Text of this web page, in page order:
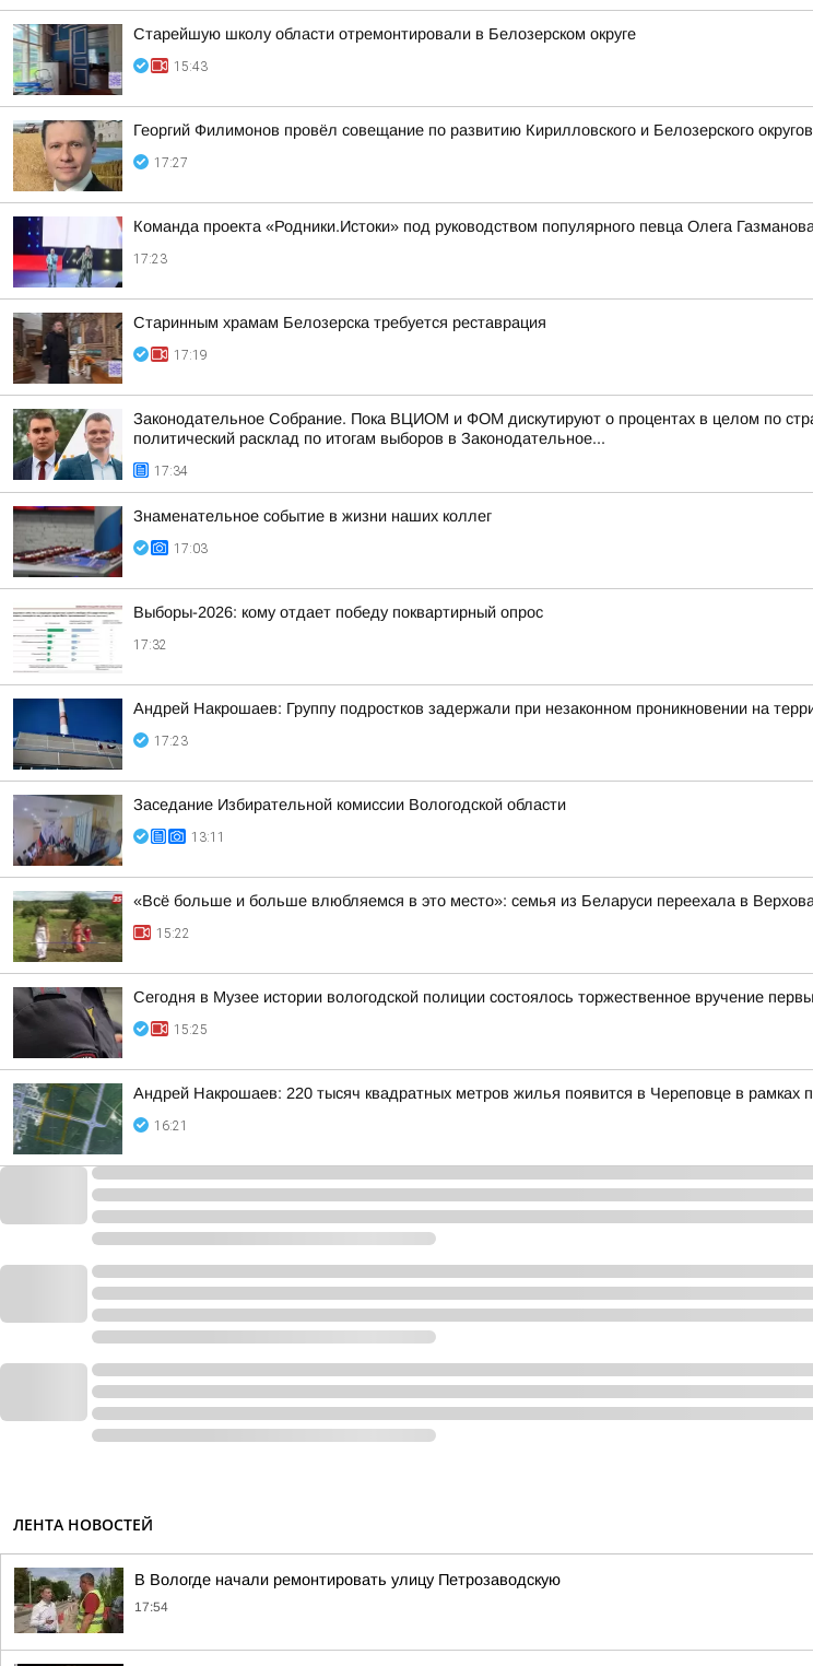
Старейшую школу области отремонтировали в Белозерском округе
15:43
Георгий Филимонов провёл совещание по развитию Кирилловского и Белозерского округов
17:27
Команда проекта «Родники.Истоки» под руководством популярного певца Олега
17:23
Старинным храмам Белозерска требуется реставрация
17:19
Законодательное Собрание. Пока ВЦИОМ и ФОМ дискутируют о процентах в целом по
политический расклад по итогам выборов в Законодательное...
17:34
Знаменательное событие в жизни наших коллег
17:03
Выборы-2026: кому отдает победу поквартирный опрос
17:32
Андрей Накрошаев: Группу подростков задержали при незаконном проникновении на
17:23
Заседание Избирательной комиссии Вологодской области
13:11
«Всё больше и больше влюбляемся в это место»: семья из Беларуси переехала в
15:22
Сегодня в Музее истории вологодской полиции состоялось торжественное вручение
15:25
Андрей Накрошаев: 220 тысяч квадратных метров жилья появится в Череповце в рамках
16:21
ЛЕНТА НОВОСТЕЙ
В Вологде начали ремонтировать улицу Петрозаводскую
17:54